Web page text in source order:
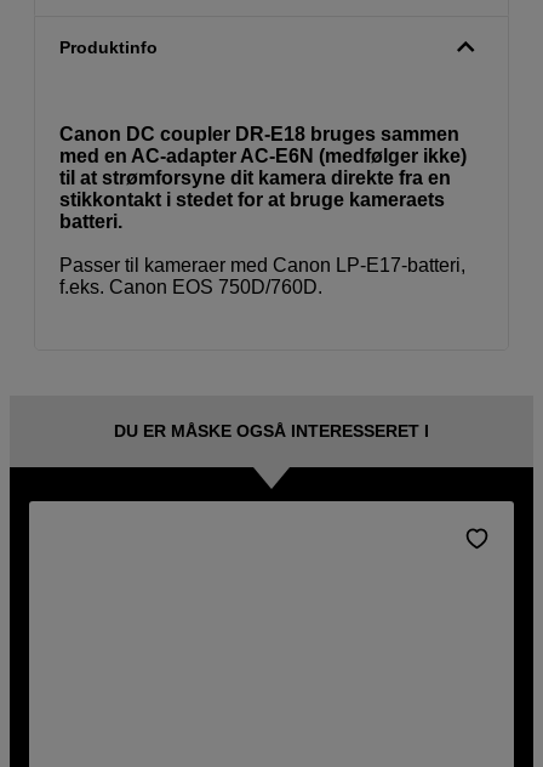
Produktinfo
Canon DC coupler DR-E18 bruges sammen
med en AC-adapter AC-E6N (medfølger ikke)
til at strømforsyne dit kamera direkte fra en
stikkontakt i stedet for at bruge kameraets
batteri.
Passer til kameraer med Canon LP-E17-batteri,
f.eks. Canon EOS 750D/760D.
DU ER MÅSKE OGSÅ INTERESSERET I